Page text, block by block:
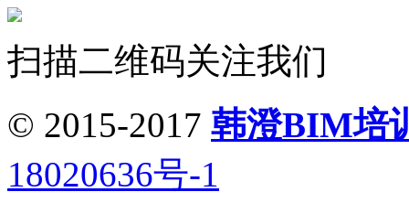
扫描二维码关注我们
© 2015-2017 韩澄BIM培
18020636号-1